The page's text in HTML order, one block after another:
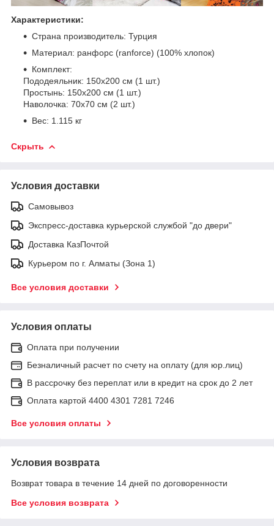
Характеристики:
Страна производитель: Турция
Материал: ранфорс (ranforce) (100% хлопок)
Комплект:
Пододеяльник: 150х200 см (1 шт.)
Простынь: 150х200 см (1 шт.)
Наволочка: 70х70 см (2 шт.)
Вес: 1.115 кг
Скрыть
Условия доставки
Самовывоз
Экспресс-доставка курьерской службой "до двери"
Доставка КазПочтой
Курьером по г. Алматы (Зона 1)
Все условия доставки
Условия оплаты
Оплата при получении
Безналичный расчет по счету на оплату (для юр.лиц)
В рассрочку без переплат или в кредит на срок до 2 лет
Оплата картой 4400 4301 7281 7246
Все условия оплаты
Условия возврата
Возврат товара в течение 14 дней по договоренности
Все условия возврата